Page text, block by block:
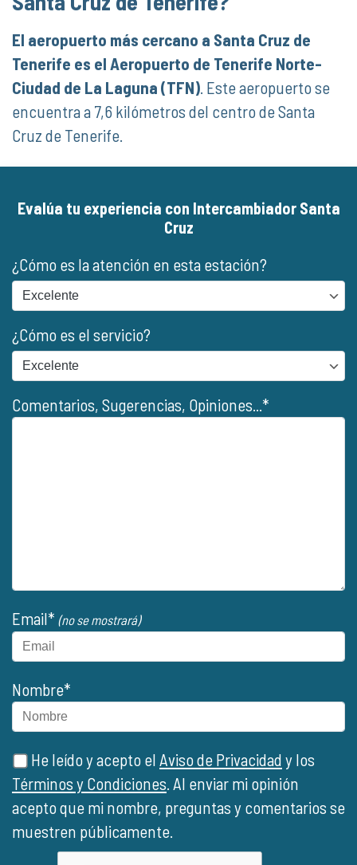
El aeropuerto más cercano a Santa Cruz de
Tenerife es el Aeropuerto de Tenerife Norte-
Ciudad de La Laguna (TFN). Este aeropuerto se
encuentra a 7,6 kilómetros del centro de Santa
Cruz de Tenerife.
Evalúa tu experiencia con Intercambiador Santa
Cruz
¿Cómo es la atención en esta estación?
¿Cómo es el servicio?
Comentarios, Sugerencias, Opiniones...*
Email* (no se mostrará)
Nombre*
He leído y acepto el Aviso de Privacidad y los
Términos y Condiciones . Al enviar mi opinión
acepto que mi nombre, preguntas y comentarios se
muestren públicamente.